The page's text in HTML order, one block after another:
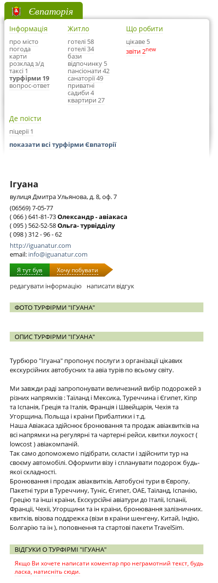
Євпаторія
Інформація
про місто
погода
карти
розклад з/д
таксі 1
турфірми 19
вопрос-ответ
Житло
готелі 58
готелі 34
бази
відпочинку 5
пансіонати 42
санаторії 49
приватні
садиби 4
квартири 27
Що робити
цікаве 5
звіти 2new
Де поїсти
піцерії 1
показати всі турфірми Євпаторії
Ігуана
вулиця Дмитра Ульянова, д. 8, оф. 7
(06569) 7-05-77
( 066 ) 641-81-73Олександр - авіакаса
( 095 ) 562-52-58Ольга- турвідділу
( 098 ) 312 - 96 - 62
http://iguanatur.com
email: info@iguanatur.com
Я тут був Хочу побувати
редагувати інформацію написати відгук
ФОТО ТУРФІРМИ "ІГУАНА"
ОПИС ТУРФІРМИ "ІГУАНА"
Турбюро "Ігуана" пропонує послуги з організації цікавих
екскурсійних автобусних та авіа турів по всьому світу.
Ми завжди раді запропонувати величезний вибір подорожей з
різних напрямків : Таїланд і Мексика, Туреччина і Єгипет, Кіпр
та Іспанія, Греція та Італія, Франція і Швейцарія, Чехія та
Угорщина, Польща і країни Прибалтики і т.д.
Наша Авіакаса здійснює бронювання та продаж авіаквитків на
всі напрямки на регулярні та чартерні рейси, квитки лоукост (
lowcost ) авіакомпаній.
Так само допоможемо підібрати, скласти і здійснити тур на
своєму автомобілі. Оформити візу і спланувати подорож будь-
якої складності.
Бронювання і продаж авіаквитків, Автобусні тури в Європу,
Пакетні тури в Туреччину, Туніс, Єгипет, ОАЕ, Таїланд, Іспанію,
Грецію та інші країни, Екскурсійні авіатури до Італії, Іспанії,
Франції, Чехії, Угорщини та ін країни, бронювання залізничних.
квитків, візова поддрежка (візи в країни шенгену, Китай, Індію,
Болгарію та ін ), поповнення та стартові пакети TravelSim.
ВІДГУКИ О ТУРФІРМІ "ІГУАНА"
Якщо Ви хочете написати коментар про неграмотний текст, будь
ласка, натисніть сюди.